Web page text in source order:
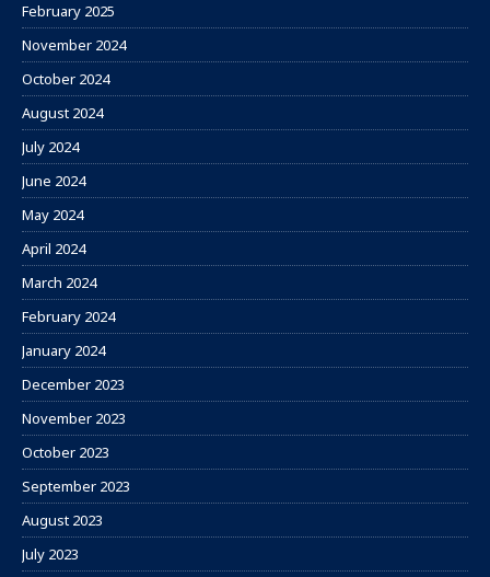
February 2025
November 2024
October 2024
August 2024
July 2024
June 2024
May 2024
April 2024
March 2024
February 2024
January 2024
December 2023
November 2023
October 2023
September 2023
August 2023
July 2023